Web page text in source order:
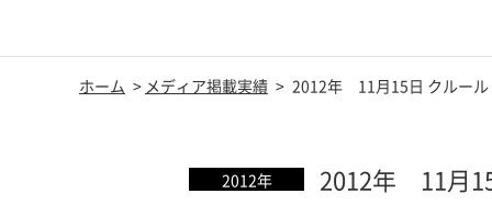
ホーム メディア掲載実績 2012年 11月15日 クルール
2012年 2012年 11月